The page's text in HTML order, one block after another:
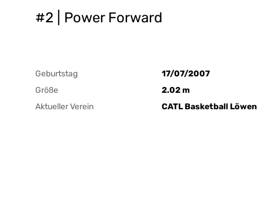
#2 | Power Forward
Geburtstag
17/07/2007
Größe
2.02 m
Aktueller Verein
CATL Basketball Löwen